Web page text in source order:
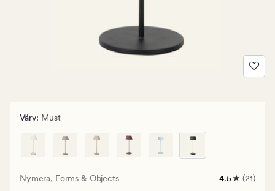
Värv: Must
Nymera, Forms & Objects
21
4.5 (21)